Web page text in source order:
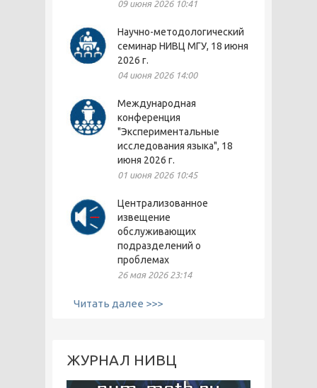
09 июня 2026 10:41
Научно-методологический
семинар НИВЦ МГУ, 18 июня
2026 г.
04 июня 2026 14:00
Международная
конференция
"Экспериментальные
исследования языка", 18
июня 2026 г.
01 июня 2026 10:45
Централизованное
извещение
обслуживающих
подразделений о
проблемах
26 мая 2026 23:14
Читать далее >>>
ЖУРНАЛ НИВЦ